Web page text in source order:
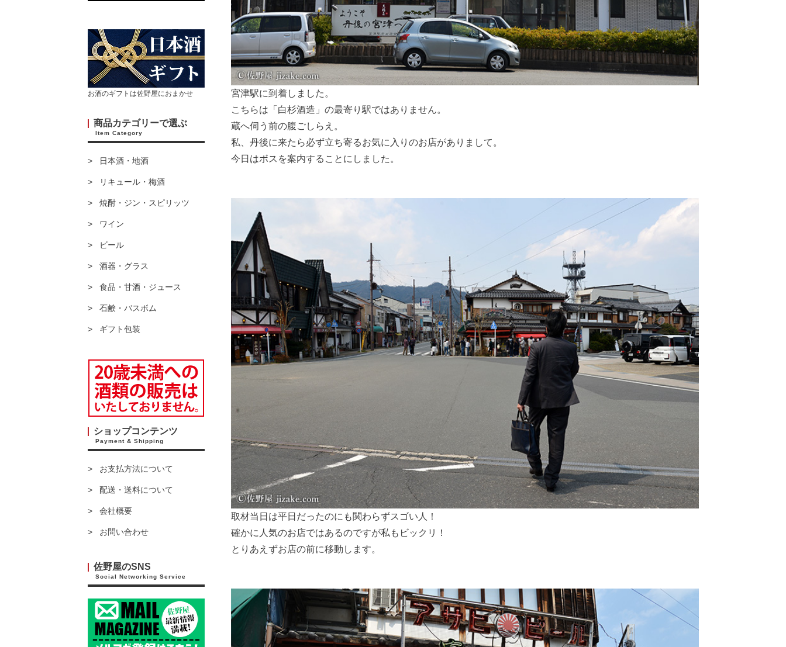
お酒のギフトは佐野屋におまかせ
商品カテゴリーで選ぶ
Item Category
日本酒・地酒
リキュール・梅酒
焼酎・ジン・スピリッツ
ワイン
ビール
酒器・グラス
食品・甘酒・ジュース
石鹸・バスボム
ギフト包装
ショップコンテンツ
Payment & Shipping
お支払方法について
配送・送料について
会社概要
お問い合わせ
佐野屋のSNS
Social Networking Service
宮津駅に到着しました。
こちらは「白杉酒造」の最寄り駅ではありません。
蔵へ伺う前の腹ごしらえ。
私、丹後に来たら必ず立ち寄るお気に入りのお店がありまして。
今日はボスを案内することにしました。
取材当日は平日だったのにも関わらずスゴい人！
確かに人気のお店ではあるのですが私もビックリ！
とりあえずお店の前に移動します。